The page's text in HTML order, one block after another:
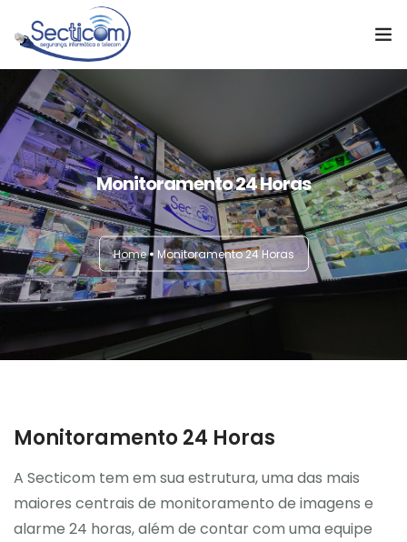
Home
Soluções
Cases de Sucesso
Sobre a empresa
Notícias
Monitoramento 24 Horas
Home Monitoramento 24 Horas
Monitoramento 24 Horas
A Secticom tem em sua estrutura, uma das mais
maiores centrais de monitoramento de imagens e
alarme 24 horas, além de contar com uma equipe